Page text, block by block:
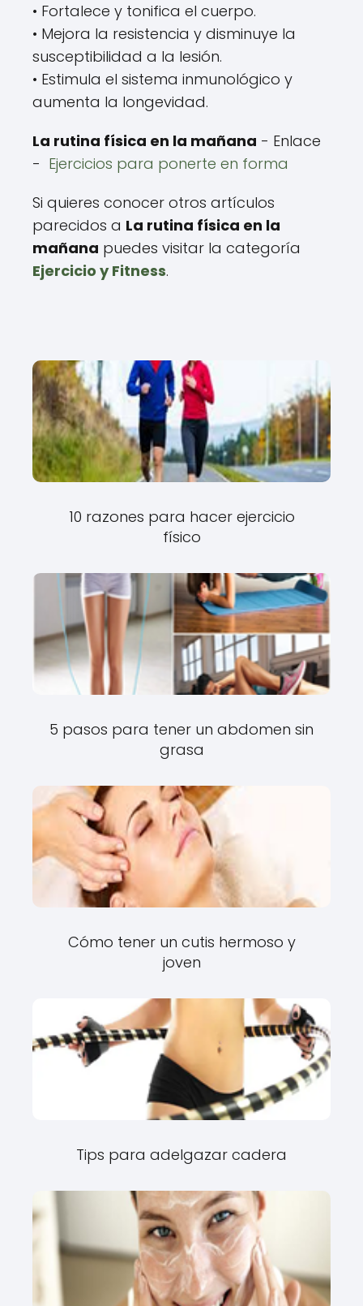
• Fortalece y tonifica el cuerpo.
• Mejora la resistencia y disminuye la
susceptibilidad a la lesión.
• Estimula el sistema inmunológico y
aumenta la longevidad.
La rutina física en la mañana - Enlace
- Ejercicios para ponerte en forma
Si quieres conocer otros artículos
parecidos a La rutina física en la
mañana puedes visitar la categoría
Ejercicio y Fitness.
10 razones para hacer ejercicio
físico
5 pasos para tener un abdomen sin
grasa
Cómo tener un cutis hermoso y
joven
Tips para adelgazar cadera